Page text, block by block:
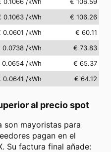
0.1063 /kWh
€ 106.26
0.0601 /kWh
€ 60.11
0.0738 /kWh
€ 73.83
0.0654 /kWh
€ 65.37
0.0641 /kWh € 64.12
al precio spot
son mayoristas para
pagan en el
Su factura final añade: